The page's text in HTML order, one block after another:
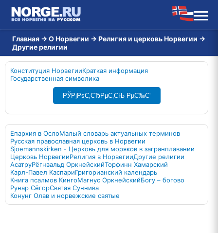
Главная → О Норвегии → Религия и церковь Норвегии →
Другие религии
Конституция НорвегииКраткая информация
Государственная символика
РЎРјРѕС‚СЂРµС‚СЊ РµС‰С‘
Епархия в ОслоМалый словарь актуальных терминов
Русская православная церковь в Норвегии
Sjoemannskirken - Церковь для моряков в загранплавании
Церковь НорвегииРелигия в НорвегииДругие религии
АсатруРёгнвальд ОркнейскийТорфинн Хамарский
Карл-Павел КаспариГригорианский календарь
Книга псалмов КингоМагнус ОркнейскийБогу – богово
Рунар СёгорСвятая Суннива
Конунг Олав и норвежские святые